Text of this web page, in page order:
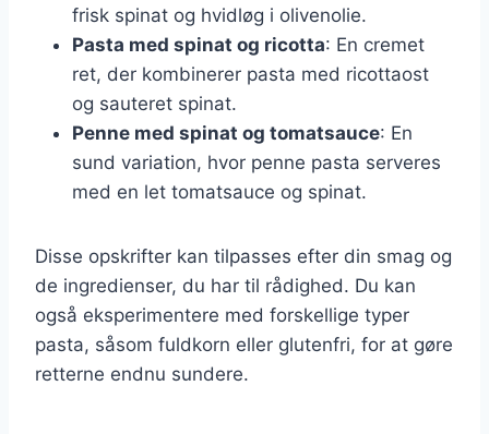
frisk spinat og hvidløg i olivenolie.
Pasta med spinat og ricotta: En cremet
ret, der kombinerer pasta med ricottaost
og sauteret spinat.
Penne med spinat og tomatsauce: En
sund variation, hvor penne pasta serveres
med en let tomatsauce og spinat.
Disse opskrifter kan tilpasses efter din smag og
de ingredienser, du har til rådighed. Du kan
også eksperimentere med forskellige typer
pasta, såsom fuldkorn eller glutenfri, for at gøre
retterne endnu sundere.